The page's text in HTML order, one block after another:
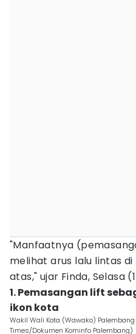
"Manfaatnya
melihat arus lalu lintas
atas," ujar Finda, Selasa
1. Pemasangan lift
ikon kota
Wakil Wali Kota (Wawako)
Times/Dokumen Kominfo Palembang)